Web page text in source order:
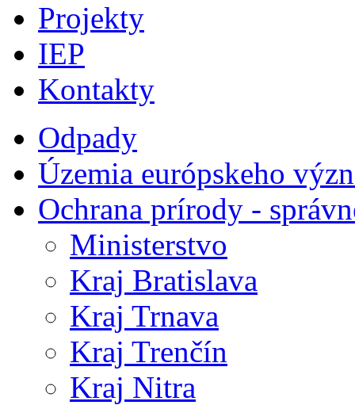
Projekty
IEP
Kontakty
Odpady
Územia európskeho
Ochrana prírody -
Ministerstvo
Kraj Bratislava
Kraj Trnava
Kraj Trenčín
Kraj Nitra